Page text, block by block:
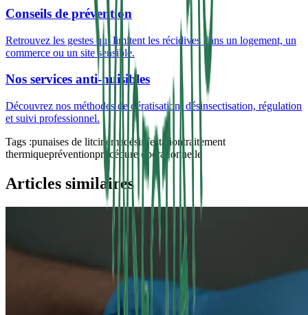
Conseils de prévention
Retrouvez les gestes qui limitent les récidives dans un logement, un
commerce ou un site sensible.
Nos services anti-nuisibles
Découvrez nos méthodes de dératisation, désinsectisation, régulation
et suivi professionnel.
Tags :punaises de litcinémadésinfestationtraitement
thermiquepréventionprocédure opérationnelle
Articles similaires